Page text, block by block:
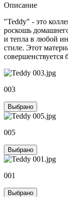
Описание
"Teddy" - это
роскошь
и тепла в любой
стиле. Этот
совершенствуется
003
Выбрано
005
Выбрано
001
Выбрано